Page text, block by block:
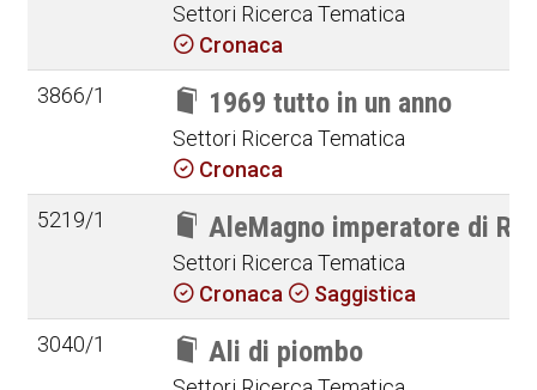
Settori Ricerca Tematica
Cronaca
3866/1
1969 tutto in un anno
Settori Ricerca Tematica
Cronaca
5219/1
AleMagno imperatore di
Settori Ricerca Tematica
Cronaca
Saggistica
3040/1
Ali di piombo